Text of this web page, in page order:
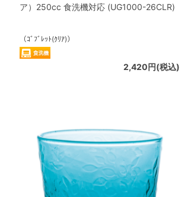
ア）250cc 食洗機対応 (UG1000-26CLR)
（ｺﾞﾌﾞﾚｯﾄ(ｸﾘｱ)）
2,420円(税込)